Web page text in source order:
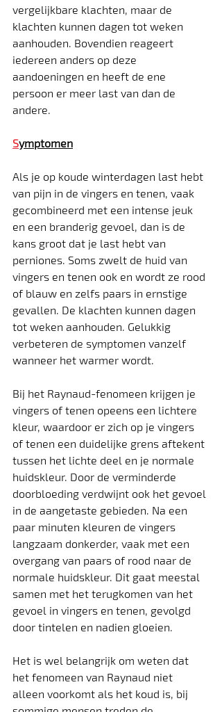
vergelijkbare klachten, maar de
klachten kunnen dagen tot weken
aanhouden. Bovendien reageert
iedereen anders op deze
aandoeningen en heeft de ene
persoon er meer last van dan de
andere.
Symptomen
Als je op koude winterdagen last hebt
van pijn in de vingers en tenen, vaak
gecombineerd met een intense jeuk
en een branderig gevoel, dan is de
kans groot dat je last hebt van
perniones. Soms zwelt de huid van
vingers en tenen ook en wordt ze rood
of blauw en zelfs paars in ernstige
gevallen. De klachten kunnen dagen
tot weken aanhouden. Gelukkig
verbeteren de symptomen vanzelf
wanneer het warmer wordt.
Bij het Raynaud-fenomeen krijgen je
vingers of tenen opeens een lichtere
kleur, waardoor er zich op je vingers
of tenen een duidelijke grens aftekent
tussen het lichte deel en je normale
huidskleur. Door de verminderde
doorbloeding verdwijnt ook het gevoel
in de aangetaste gebieden. Na een
paar minuten kleuren de vingers
langzaam donkerder, vaak met een
overgang van paars of rood naar de
normale huidskleur. Dit gaat meestal
samen met het terugkomen van het
gevoel in vingers en tenen, gevolgd
door tintelen en nadien gloeien.
Het is wel belangrijk om weten dat
het fenomeen van Raynaud niet
alleen voorkomt als het koud is, bij